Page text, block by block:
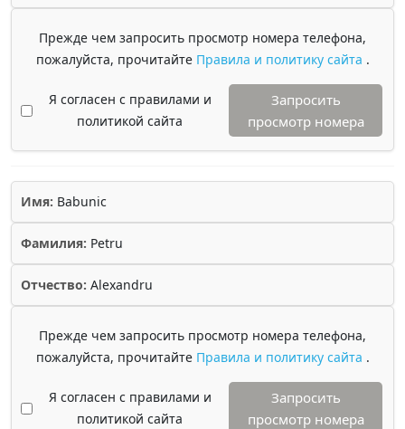
Прежде чем запросить просмотр номера телефона,
пожалуйста, прочитайте Правила и политику сайта .
Я согласен с правилами и
политикой сайта
Запросить
просмотр номера
Имя: Babunic
Фамилия: Petru
Отчество: Alexandru
Прежде чем запросить просмотр номера телефона,
пожалуйста, прочитайте Правила и политику сайта .
Я согласен с правилами и
политикой сайта
Запросить
просмотр номера